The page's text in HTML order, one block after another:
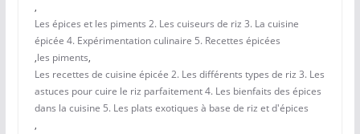
,
Les épices et les piments 2. Les cuiseurs de riz 3. La cuisine
épicée 4. Expérimentation culinaire 5. Recettes épicées
,les piments,
Les recettes de cuisine épicée 2. Les différents types de riz 3. Les
astuces pour cuire le riz parfaitement 4. Les bienfaits des épices
dans la cuisine 5. Les plats exotiques à base de riz et d'épices
,